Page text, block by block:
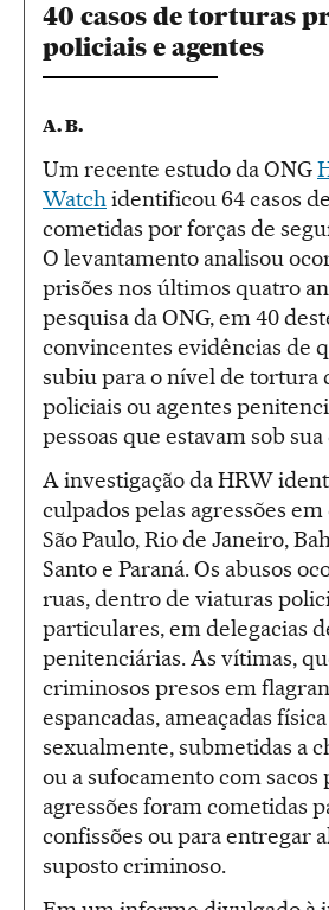
40 casos de torturas
policiais e agentes
A. B.
Um recente estudo da ONG
Watchidentificou 64 casos
cometidas por forças de
O levantamento analisou
prisões nos últimos quatro
pesquisa da ONG, em 40
convincentes evidências de
subiu para o nível de tortura
policiais ou agentes
pessoas que estavam sob
A investigação da HRW
culpados pelas agressões
São Paulo, Rio de Janeiro,
Santo e Paraná. Os abusos
ruas, dentro de viaturas
particulares, em delegacias
penitenciárias. As vítimas,
criminosos presos em
espancadas, ameaçadas
sexualmente, submetidas a
ou a sufocamento com sacos
agressões foram cometidas
confissões ou para entregar
suposto criminoso.